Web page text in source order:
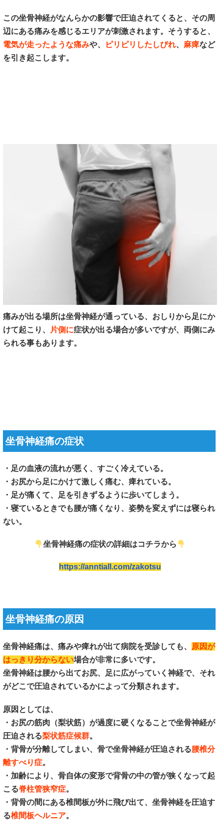
この坐骨神経がなんらかの影響で圧迫されてくると、その周
辺にある痛みを感じるエリアが刺激されます。そうすると、
電気が走ったような痛みや、 ピリピリしたしびれ、 麻痺など
を引き起こします。
痛みが出る場所は坐骨神経が通っている、おしりから足にか
けて起こり、
片側に症状が出る場合が多いですが、両側にみ
られる事もあります。
坐骨神経痛の症状
・足の血液の流れが悪く、すごく冷えている。
・お尻から足にかけて激しく痛む、痺れている。
・足が痛くて、足を引きずるように歩いてしまう。
・寝ているときでも腰が痛くなり、姿勢を変えずには寝られ
ない。
坐骨神経痛の症状の詳細はコチラから
https://anntiall.com/zakotsu
坐骨神経痛の原因
坐骨神経痛は、痛みや痺れが出て病院を受診しても、 原因が
はっきり分からない場合が非常に多いです。
坐骨神経は腰から出てお尻、足に広がっていく神経で、それ
がどこで圧迫されているかによって分類されます。
原因としては、
・お尻の筋肉（梨状筋）が過度に硬くなることで坐骨神経が
圧迫される梨状筋症候群。
・背骨が分離してしまい、骨で坐骨神経が圧迫される腰椎分
離すべり症。
・加齢により、骨自体の変形で背骨の中の管が狭くなって起
こる脊柱管狭窄症。
・背骨の間にある椎間板が外に飛び出て、坐骨神経を圧迫す
る椎間板ヘルニア。